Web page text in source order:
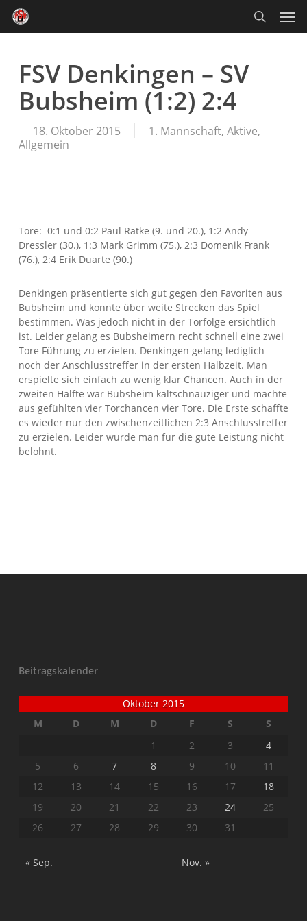
main
content search
FSV Denkingen – SV
Bubsheim (1:2) 2:4
18. Oktober 2015 1. Mannschaft, Aktive,
Allgemein
Tore: 0:1 und 0:2 Paul Ratke (9. und 20.), 1:2 Andy
Dressler (30.), 1:3 Mark Grimm (75.), 2:3 Domenik Frank
(76.), 2:4 Erik Duarte (90.)
Denkingen präsentierte sich gut gegen den Favoriten aus
Bubsheim und konnte über weite Strecken das Spiel
bestimmen. Was jedoch nicht in der Torfolge ersichtlich
ist. Leider gelang es Bubsheimern recht schnell eine zwei
Tore Führung zu erzielen. Denkingen gelang lediglich
noch der Anschlusstreffer in der ersten Halbzeit. Man
erspielte sich einfach zu wenig klar Chancen. Auch in der
zweiten Hälfte war Bubsheim kaltschnäuziger und machte
aus gefühlten vier Torchancen vier Tore. Die Erste schaffte
es wieder nur den zwischenzeitlichen 2:3 Anschlusstreffer
zu erzielen. Leider wurde man für die gute Leistung nicht
belohnt.
Beitragskalender
Oktober 2015
M
D M D F S
S
1
2 3
4
5
6 7 8 9 10
11
12
13 14 15 16 17
18
19
20 21 22 23 24
25
26
27 28 29 30 31
« Sep. Nov. »